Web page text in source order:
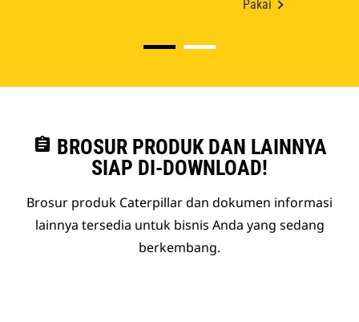
Pakai
assignment BROSUR PRODUK DAN LAINNYA
SIAP DI-DOWNLOAD!
Brosur produk Caterpillar dan dokumen informasi
lainnya tersedia untuk bisnis Anda yang sedang
berkembang.